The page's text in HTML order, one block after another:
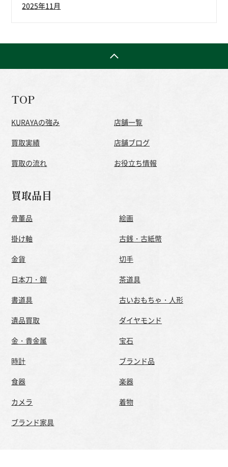
2025年11月
TOP
KURAYAの強み
買取実績
買取の流れ
店舗一覧
店舗ブログ
お役立ち情報
買取品目
骨董品
絵画
掛け軸
古銭・古紙幣
金貨
切手
日本刀・鎧
茶道具
書道具
古いおもちゃ・人形
遺品買取
ダイヤモンド
金・貴金属
宝石
時計
ブランド品
食器
楽器
カメラ
着物
ブランド家具